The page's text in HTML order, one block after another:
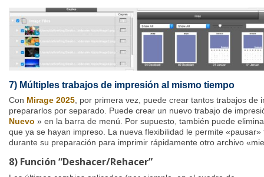
7) Múltiples trabajos de impresión al mismo tiempo
Con Mirage 2025 , por primera vez, puede crear tantos trabajos de
prepararlos por separado. Puede crear un nuevo trabajo de
Nuevo » en la barra de menú. Por supuesto, también puede
que ya se hayan impreso. La nueva flexibilidad le permite
durante su preparación para imprimir rápidamente otro archivo
8) Función “Deshacer/Rehacer”